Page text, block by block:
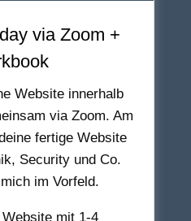
via Zoom +
Website innerhalb
via Zoom. Am
fertige Website
Security und Co.
im Vorfeld.
mit 1-4